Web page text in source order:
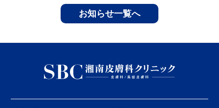
お知らせ一覧へ